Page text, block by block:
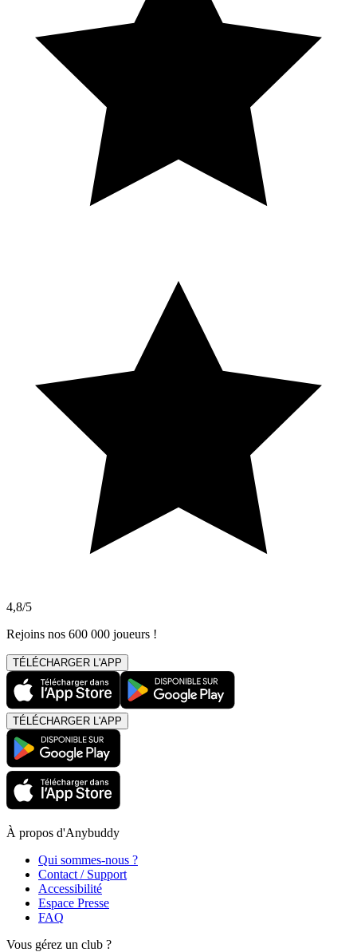
4,8/5
Rejoins nos 600 000 joueurs !
TÉLÉCHARGER L'APP
TÉLÉCHARGER L'APP
À propos d'Anybuddy
Qui sommes-nous ?
Contact / Support
Accessibilité
Espace Presse
FAQ
Vous gérez un club ?